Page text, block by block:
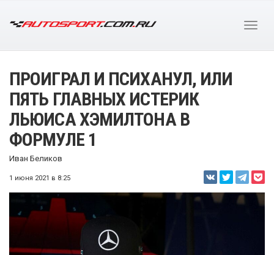
ПРОИГРАЛ И ПСИХАНУЛ, ИЛИ
ПЯТЬ ГЛАВНЫХ ИСТЕРИК
ЛЬЮИСА ХЭМИЛТОНА В
ФОРМУЛЕ 1
Иван Беликов
1 июня 2021 в 8:25